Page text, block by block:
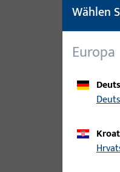
Wählen
Europa